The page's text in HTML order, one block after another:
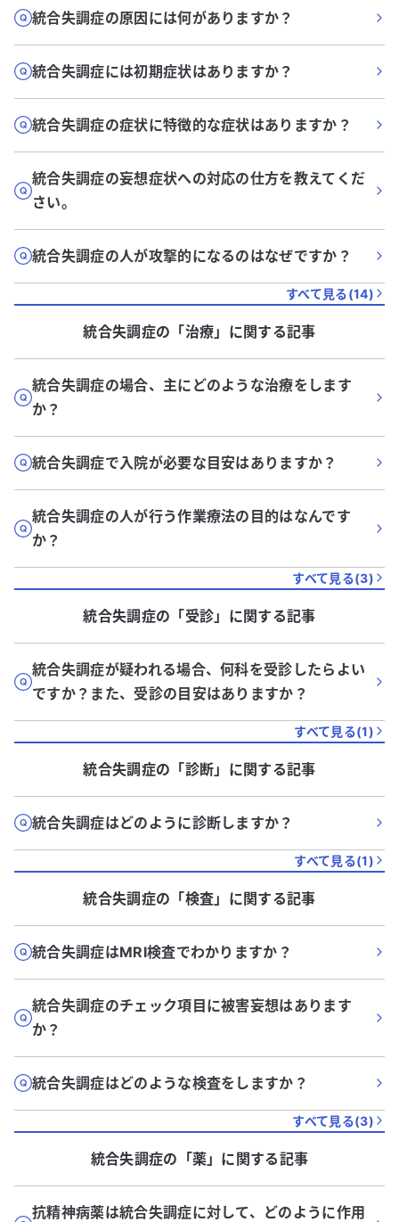
統合失調症の原因には何がありますか？
統合失調症には初期症状はありますか？
統合失調症の症状に特徴的な症状はありますか？
統合失調症の妄想症状への対応の仕方を教えてくだ
さい。
統合失調症の人が攻撃的になるのはなぜですか？
すべて見る(14)
統合失調症の「治療」に関する記事
統合失調症の場合、主にどのような治療をします
か？
統合失調症で入院が必要な目安はありますか？
統合失調症の人が行う作業療法の目的はなんです
か？
すべて見る(3)
統合失調症の「受診」に関する記事
統合失調症が疑われる場合、何科を受診したらよい
ですか？また、受診の目安はありますか？
すべて見る(1)
統合失調症の「診断」に関する記事
統合失調症はどのように診断しますか？
すべて見る(1)
統合失調症の「検査」に関する記事
統合失調症はMRI検査でわかりますか？
統合失調症のチェック項目に被害妄想はあります
か？
統合失調症はどのような検査をしますか？
すべて見る(3)
統合失調症の「薬」に関する記事
抗精神病薬は統合失調症に対して、どのように作用